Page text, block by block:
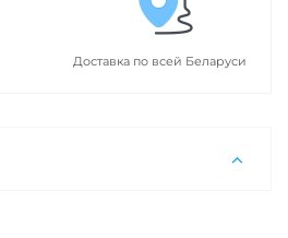
Доставка по всей Беларуси